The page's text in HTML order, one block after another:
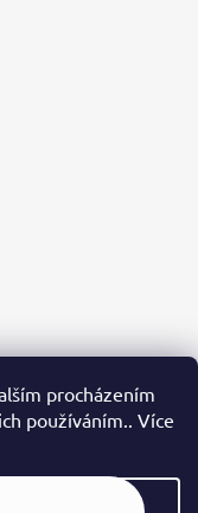
procházením
používáním.. Více